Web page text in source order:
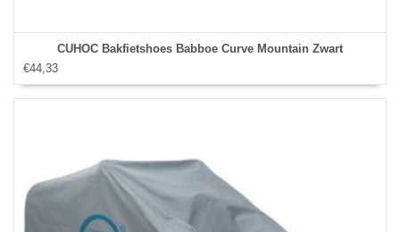
CUHOC Bakfietshoes Babboe Curve Mountain Zwart
€44,33